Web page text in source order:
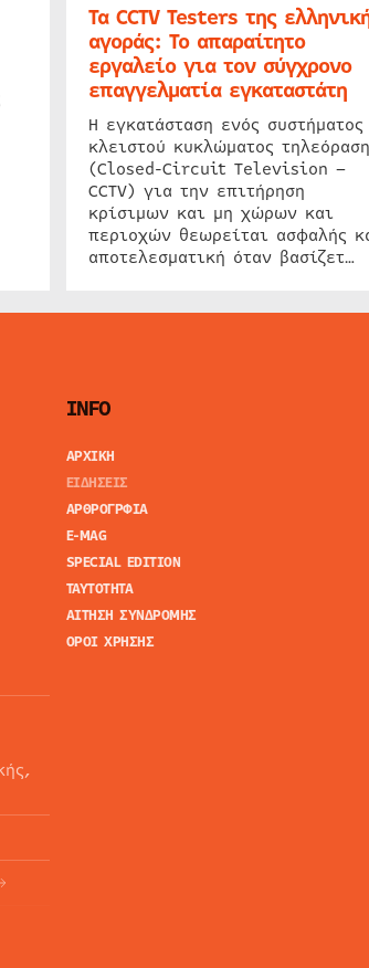
Τα CCTV Testers της
αγοράς: Το απαραίτητο
εργαλείο για τον σύγχρονο
επαγγελματία εγκαταστάτη
Η εγκατάσταση ενός συστήματος
κλειστού κυκλώματος
(Closed-Circuit Television –
CCTV) για την επιτήρηση
κρίσιμων και μη χώρων και
περιοχών θεωρείται ασφαλής
αποτελεσματική όταν βασίζετ…
INFO
ΑΡΧΙΚΗ
ΕΙΔΗΣΕΙΣ
ΑΡΘΡΟΓΡΦΙΑ
E-MAG
SPECIAL EDITION
ΤΑΥΤΟΤΗΤΑ
ΑΙΤΗΣΗ ΣΥΝΔΡΟΜΗΣ
ΟΡΟΙ ΧΡΗΣΗΣ